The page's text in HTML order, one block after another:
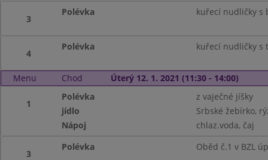
3
Polévka kuřecí nudličky s
4
Polévka kuřecí nudličky s
Menu Chod Úterý 12. 1. 2021 (11:30 - 14:00)
1
Polévka
z vaječné jíšky
jídlo
Srbské žebírko,
Nápoj
chlaz.voda, čaj
3
Polévka Oběd č.1 v BZL